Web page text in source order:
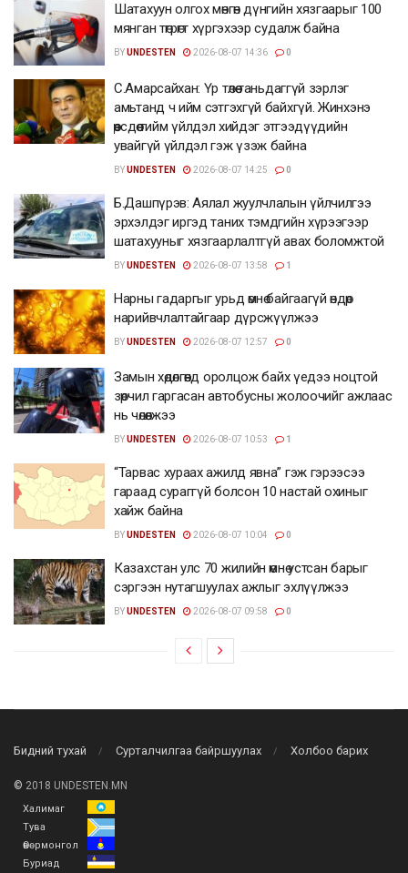
Шатахуун олгох мөнгөн дүнгийн хязгаарыг 100
мянган төгрөгт хүргэхээр судалж байна
BYUNDESTEN 2026-08-07 14:36 0
С.Амарсайхан: Үр төлөө таньдаггүй зэрлэг
амьтанд ч ийм сэтгэхгүй байхгүй. Жинхэнэ
өөрсдөө тийм үйлдэл хийдэг этгээдүүдийн
увайгүй үйлдэл гэж үзэж байна
BYUNDESTEN 2026-08-07 14:25 0
Б.Дашпүрэв: Аялал жуулчлалын үйлчилгээ
эрхэлдэг иргэд таних тэмдгийн хүрээгээр
шатахууныг хязгаарлалтгүй авах боломжтой
BYUNDESTEN 2026-08-07 13:58 1
Нарны гадаргыг урьд өмнө байгаагүй өндөр
нарийвчлалтайгаар дүрсжүүлжээ
BYUNDESTEN 2026-08-07 12:57 0
Замын хөдөлгөөнд оролцож байх үедээ ноцтой
зөрчил гаргасан автобусны жолоочийг ажлаас
нь чөлөөлжээ
BYUNDESTEN 2026-08-07 10:53 1
“Тарвас хураах ажилд явна” гэж гэрээсээ
гараад сураггүй болсон 10 настай охиныг
хайж байна
BYUNDESTEN 2026-08-07 10:04 0
Казахстан улс 70 жилийн өмнө устсан барыг
сэргээн нутагшуулах ажлыг эхлүүлжээ
BYUNDESTEN 2026-08-07 09:58 0
Бидний тухай Сурталчилгаа байршуулах Холбоо барих
© 2018 UNDESTEN.MN
Халимаг
Тува
Өвөрмонгол
Буриад